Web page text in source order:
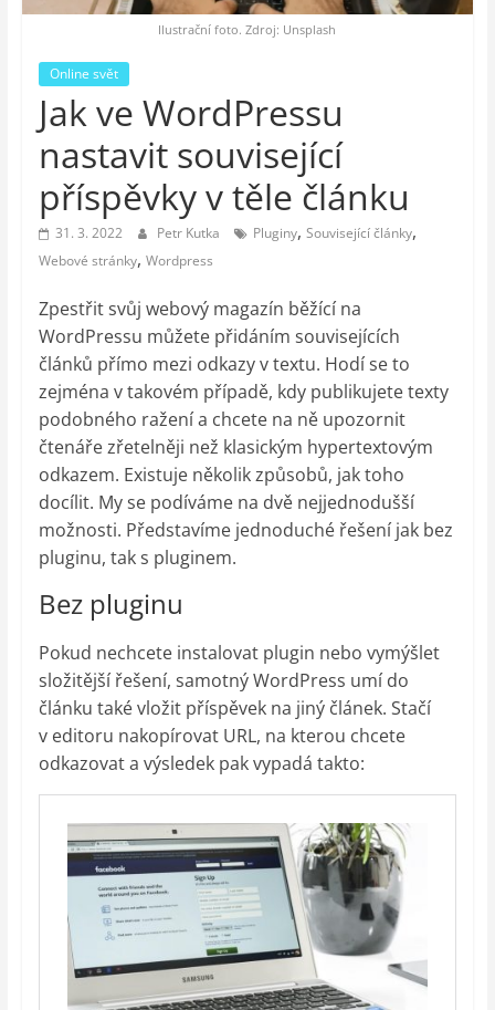
vesmír
Ilustrační foto. Zdroj: Unsplash
Online svět
Jak ve WordPressu
nastavit související
příspěvky v těle článku
31. 3. 2022 Petr Kutka Pluginy, Související články,
Webové stránky, Wordpress
Zpestřit svůj webový magazín běžící na
WordPressu můžete přidáním souvisejících
článků přímo mezi odkazy v textu. Hodí se to
zejména v takovém případě, kdy publikujete texty
podobného ražení a chcete na ně upozornit
čtenáře zřetelněji než klasickým hypertextovým
odkazem. Existuje několik způsobů, jak toho
docílit. My se podíváme na dvě nejjednodušší
možnosti. Představíme jednoduché řešení jak bez
pluginu, tak s pluginem.
Bez pluginu
Pokud nechcete instalovat plugin nebo vymýšlet
složitější řešení, samotný WordPress umí do
článku také vložit příspěvek na jiný článek. Stačí
v editoru nakopírovat URL, na kterou chcete
odkazovat a výsledek pak vypadá takto: